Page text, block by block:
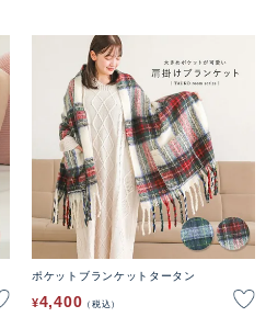
ポケットブランケットタータン
¥4,400 税込